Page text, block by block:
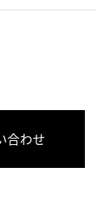
合わせ